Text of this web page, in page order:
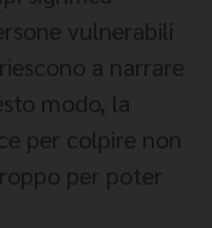
vulnerabili
a narrare
modo, la
per colpire non
per poter